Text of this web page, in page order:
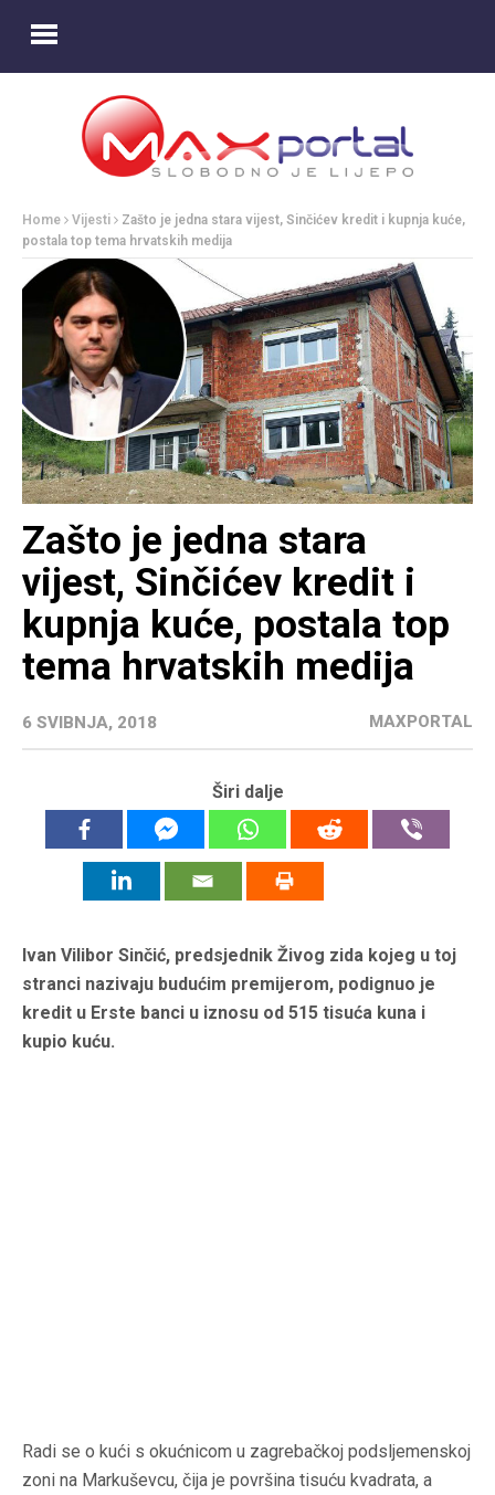
Home Vijesti
Zašto je jedna stara vijest, Sinčićev kredit i kupnja kuće,
postala top tema hrvatskih medija
Zašto je jedna stara
vijest, Sinčićev kredit i
kupnja kuće, postala top
tema hrvatskih medija
6 SVIBNJA, 2018 MAXPORTAL
Širi dalje
Ivan Vilibor Sinčić, predsjednik Živog zida kojeg u toj
stranci nazivaju budućim premijerom, podignuo je
kredit u Erste banci u iznosu od 515 tisuća kuna i
kupio kuću.
Radi se o kući s okućnicom u zagrebačkoj podsljemenskoj
zoni na Markuševcu, čija je površina tisuću kvadrata, a